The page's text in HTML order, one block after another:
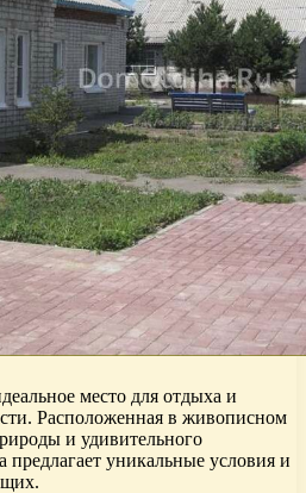
место для отдыха и
Расположенная в живописном
и удивительного
предлагает уникальные условия и